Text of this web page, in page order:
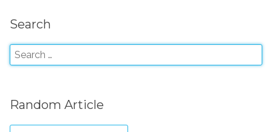
Search
Random Article